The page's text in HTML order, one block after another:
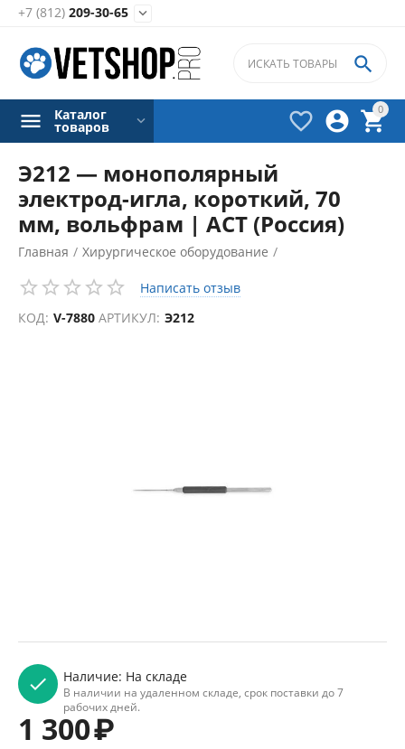
+7 (812) 209-30-65 
0




Каталог
товаров
Э212 — монополярный
электрод-игла, короткий, 70
мм, вольфрам | АСТ (Россия)
Главная / Хирургическое оборудование /
Электрокоагуляторы /
Аксессуары для электрокоагуляторов
Написать отзыв
КОД: V-7880 АРТИКУЛ: Э212
Наличие: На складе
В наличии на удаленном складе, срок поставки до 7
рабочих дней.
1 300₽